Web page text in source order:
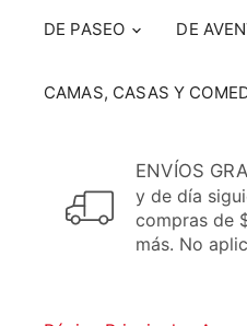
DE PASEO DE
CAMAS, CASAS Y
ENVÍOS
y de día
compras de
más. No